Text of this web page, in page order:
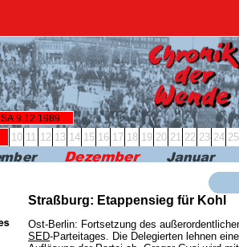
SA 9.12.1989
10 11 12 13 14 15 16 17 18 19 20 21 22 23 24 25
Straßburg: Etappensieg für Kohl
Ost-Berlin: Fortsetzung des
SED-Parteitages. Die Delegierten lehnen eine